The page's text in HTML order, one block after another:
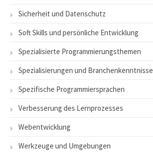
Sicherheit und Datenschutz
Soft Skills und persönliche Entwicklung
Spezialisierte Programmierungsthemen
Spezialisierungen und Branchenkenntnisse
Spezifische Programmiersprachen
Verbesserung des Lernprozesses
Webentwicklung
Werkzeuge und Umgebungen